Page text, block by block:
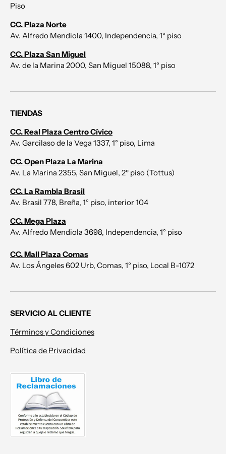
Piso
CC. Plaza Norte
Av. Alfredo Mendiola 1400, Independencia, 1° piso
CC. Plaza San Miguel
Av. de la Marina 2000, San Miguel 15088, 1° piso
TIENDAS
CC. Real Plaza Centro Cívico
Av. Garcilaso de la Vega 1337, 1° piso, Lima
CC. Open Plaza La Marina
Av. La Marina 2355, San Miguel, 2º piso (Tottus)
CC. La Rambla Brasil
Av. Brasil 778, Breña, 1° piso, interior 104
CC. Mega Plaza
Av. Alfredo Mendiola 3698, Independencia, 1° piso
CC. Mall Plaza Comas
Av. Los Ángeles 602 Urb, Comas, 1° piso, Local B-1072
SERVICIO AL CLIENTE
Términos y Condiciones
Política de Privacidad